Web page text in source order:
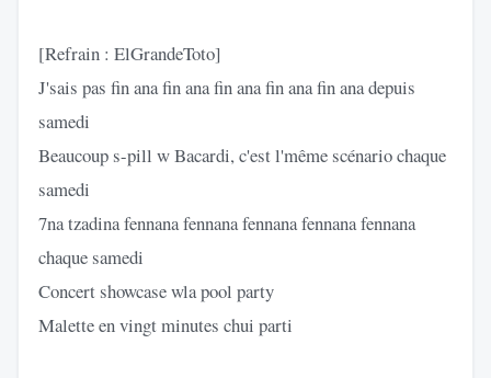
[Refrain : ElGrandeToto]
J'sais pas fin ana fin ana fin ana fin ana fin ana depuis
samedi
Beaucoup s-pill w Bacardi, c'est l'même scénario chaque
samedi
7na tzadina fennana fennana fennana fennana fennana
chaque samedi
Concert showcase wla pool party
Malette en vingt minutes chui parti